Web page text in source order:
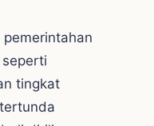
tingkat